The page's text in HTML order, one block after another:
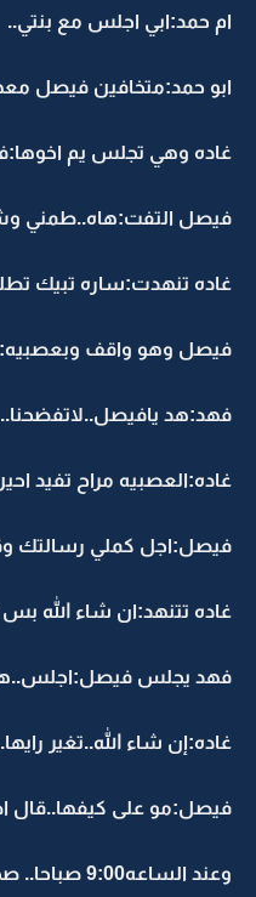
ام حمد:ابي اجلس مع بنتي..
ابو حمد:متخافين فيصل
غاده وهي تجلس يم
فيصل التفت:هاه..طمني
غاده تنهدت:ساره تبيك
فيصل وهو واقف
فهد:هد يافيصل..لاتفضحنا..
غاده:العصبيه مراح تفيد
فيصل:اجل كملي رسالتك
غاده تتنهد:ان شاء الله
فهد يجلس
غاده:إن شاء الله..تغير
فيصل:مو على كيفها..قال
وعند الساعه9:00 صباحا.. صحيت واحس ان جسمي متكسرر